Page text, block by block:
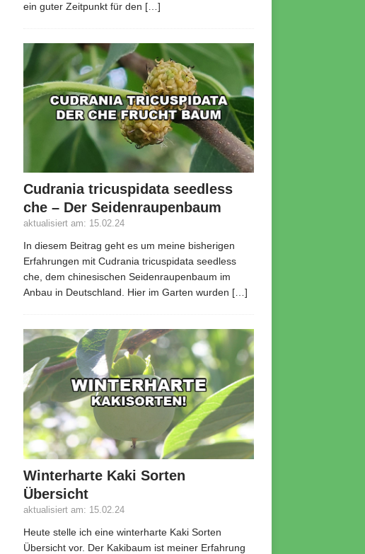
ein guter Zeitpunkt für den […]
Cudrania tricuspidata seedless
che – Der Seidenraupenbaum
aktualisiert am: 15.02.24
In diesem Beitrag geht es um meine bisherigen
Erfahrungen mit Cudrania tricuspidata seedless
che, dem chinesischen Seidenraupenbaum im
Anbau in Deutschland. Hier im Garten wurden […]
Winterharte Kaki Sorten
Übersicht
aktualisiert am: 15.02.24
Heute stelle ich eine winterharte Kaki Sorten
Übersicht vor. Der Kakibaum ist meiner Erfahrung